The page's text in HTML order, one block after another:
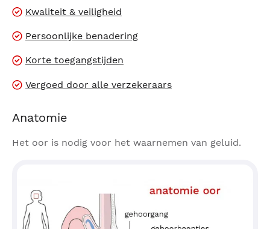
Kwaliteit & veiligheid
Persoonlijke benadering
Korte toegangstijden
Vergoed door alle verzekeraars
Anatomie
Het oor is nodig voor het waarnemen van geluid.